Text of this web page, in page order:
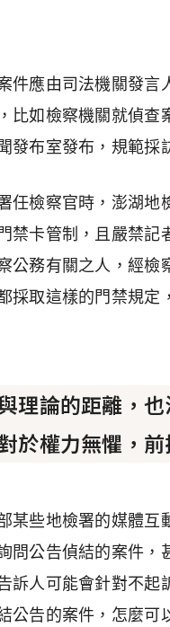
件應由司法機關發
比如檢察機關就偵
發布室發布，規範採
檢察官時，澎湖地
禁卡管制，且嚴禁
公務有關之人，經
採取這樣的門禁規定
理論的距離，
於權力無懼，
某些地檢署的媒體
問公告偵結的案件
訴人可能會針對不
公告的案件，怎麼可